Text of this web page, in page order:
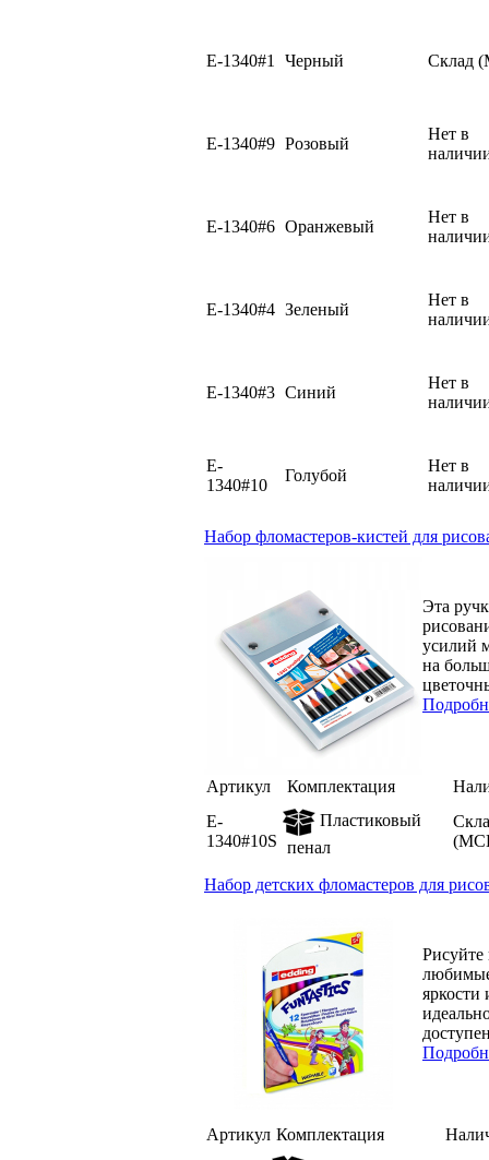
E-1340#1 Черный Склад
E-1340#9 Розовый
Нет в
E-1340#6 Оранжевый
Нет в
E-1340#4 Зеленый
Нет в
E-1340#3 Синий
Нет в
E-
1340#10
Голубой
Нет в
Набор фломастеров-кистей для
Эта
усилий
на
Артикул Комплектация
E-
1340#10S
Пластиковый
пенал
Набор детских фломастеров для
Рисуйте
любимые
яркости
Артикул Комплектация